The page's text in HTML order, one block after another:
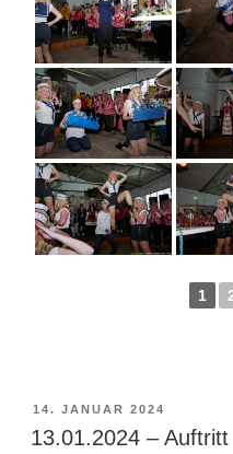
1
VERÖFFENTLICHT
AM
14. JANUAR 2024
13.01.2024 –